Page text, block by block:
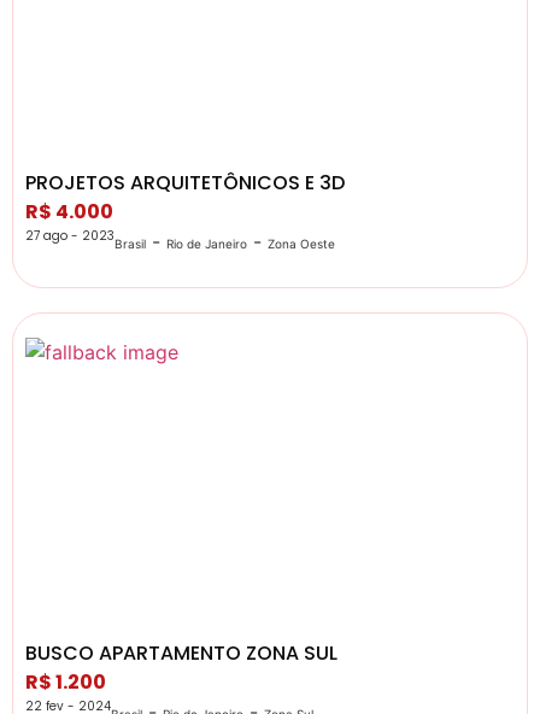
PROJETOS ARQUITETÔNICOS E 3D
R$ 4.000
27 ago - 2023Brasil - Rio de Janeiro - Zona Oeste
BUSCO APARTAMENTO ZONA SUL
R$ 1.200
22 fev - 2024